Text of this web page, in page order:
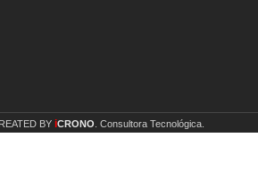
BY iCRONO . Consultora Tecnológica.